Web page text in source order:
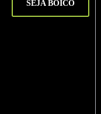
SEJA BOICO